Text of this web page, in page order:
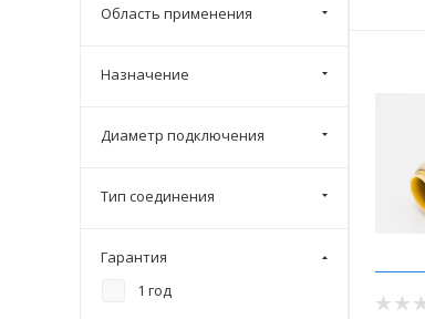
Область применения
Назначение
Диаметр подключения
Тип соединения
Гарантия
1 год